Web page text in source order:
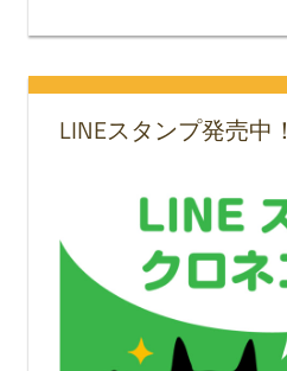
LINEスタンプ発売中！